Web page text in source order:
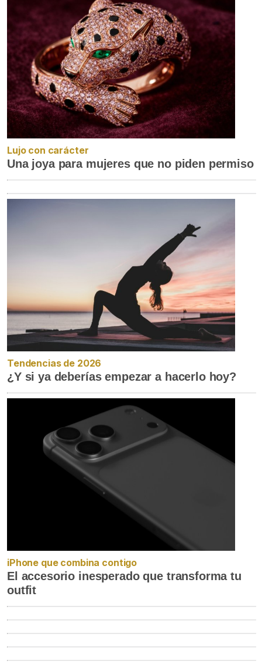
Lujo con carácter
Una joya para mujeres que no piden permiso
Tendencias de 2026
¿Y si ya deberías empezar a hacerlo hoy?
iPhone que combina contigo
El accesorio inesperado que transforma tu
outfit